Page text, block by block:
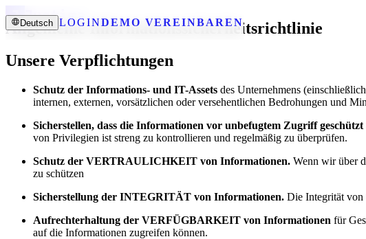
Deutsch LOGINDEMO VEREINBAREN
Allgemeine Informationssicherheitsrichtlinie
Unsere Verpflichtungen
Schutz der Informations- und IT-Assets des Unternehmens
internen, externen, vorsätzlichen oder versehentlichen Bedrohungen und
Sicherstellen, dass die Informationen vor unbefugtem Zugriff
von Privilegien ist streng zu kontrollieren und regelmäßig zu überprüfen.
Schutz der VERTRAULICHKEIT von Informationen. Wenn wir über
zu schützen
Sicherstellung der INTEGRITÄT von Informationen. Die Integrität von
Aufrechterhaltung der VERFÜGBARKEIT von Informationen für
auf die Informationen zugreifen können.